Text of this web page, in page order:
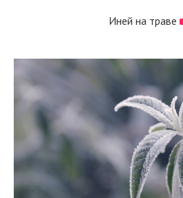
Иней на траве